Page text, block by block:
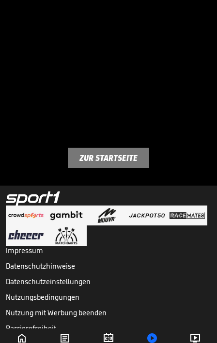
    
ZUR STARTSEITE
Impressum
Datenschutzhinweise
Datenschutzeinstellungen
Nutzungsbedingungen
Nutzung mit Werbung beenden
Barrierefreiheit